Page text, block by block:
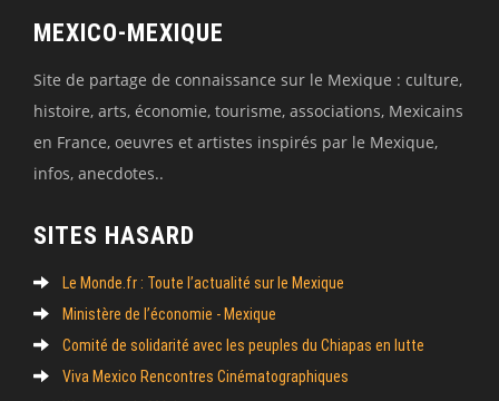
MEXICO-MEXIQUE
Site de partage de connaissance sur le Mexique : culture,
histoire, arts, économie, tourisme, associations, Mexicains
en France, oeuvres et artistes inspirés par le Mexique,
infos, anecdotes..
SITES HASARD
Le Monde.fr : Toute l’actualité sur le Mexique
Ministère de l’économie - Mexique
Comité de solidarité avec les peuples du Chiapas en lutte
Viva Mexico Rencontres Cinématographiques